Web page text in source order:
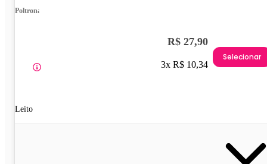
Poltrona
Leito
R$ 27,90
3x R$ 10,34
Selecionar